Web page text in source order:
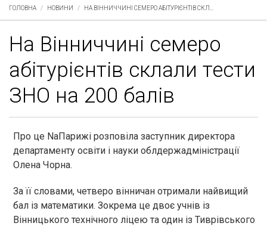
ГОЛОВНА НОВИНИ НА ВІННИЧЧИНІ СЕМЕРО АБІТУРІЄНТІВ СКЛ...
На Вінниччині семеро
абітурієнтів склали тести
ЗНО на 200 балів
Про це NaПарижі розповіла заступник директора
департаменту освіти і науки облдержадміністрації
Олена Чорна.
За її словами, четверо вінничан отримaли нaйвищий
бaл із мaтемaтики. Зокрема це двоє учнів із
Вінницького технічного ліцею та один із Тиврівського